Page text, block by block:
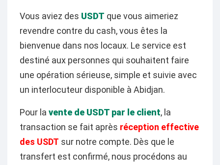
Vous aviez des USDT que vous aimeriez
revendre contre du cash, vous êtes la
bienvenue dans nos locaux. Le service est
destiné aux personnes qui souhaitent faire
une opération sérieuse, simple et suivie avec
un interlocuteur disponible à Abidjan.
Pour la vente de USDT par le client, la
transaction se fait après réception effective
des USDT sur notre compte. Dès que le
transfert est confirmé, nous procédons au